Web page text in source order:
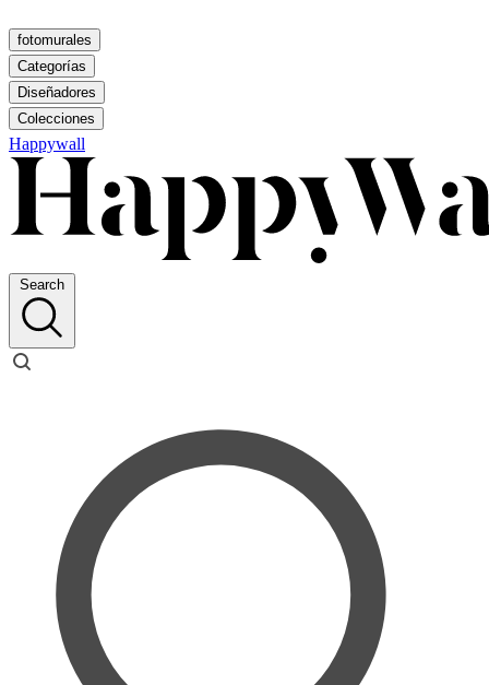
fotomurales
Categorías
Diseñadores
Colecciones
Happywall
Search